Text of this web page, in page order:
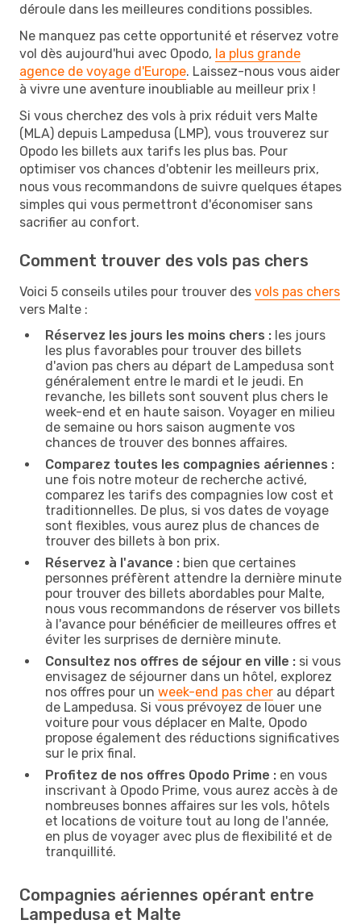
déroule dans les meilleures conditions possibles.
Ne manquez pas cette opportunité et réservez votre
vol dès aujourd'hui avec Opodo, la plus grande
agence de voyage d'Europe. Laissez-nous vous aider
à vivre une aventure inoubliable au meilleur prix !
Si vous cherchez des vols à prix réduit vers Malte
(MLA) depuis Lampedusa (LMP), vous trouverez sur
Opodo les billets aux tarifs les plus bas. Pour
optimiser vos chances d'obtenir les meilleurs prix,
nous vous recommandons de suivre quelques étapes
simples qui vous permettront d'économiser sans
sacrifier au confort.
Comment trouver des vols pas chers
Voici 5 conseils utiles pour trouver des vols pas chers
vers Malte :
Réservez les jours les moins chers : les jours
les plus favorables pour trouver des billets
d'avion pas chers au départ de Lampedusa sont
généralement entre le mardi et le jeudi. En
revanche, les billets sont souvent plus chers le
week-end et en haute saison. Voyager en milieu
de semaine ou hors saison augmente vos
chances de trouver des bonnes affaires.
Comparez toutes les compagnies aériennes :
une fois notre moteur de recherche activé,
comparez les tarifs des compagnies low cost et
traditionnelles. De plus, si vos dates de voyage
sont flexibles, vous aurez plus de chances de
trouver des billets à bon prix.
Réservez à l'avance : bien que certaines
personnes préfèrent attendre la dernière minute
pour trouver des billets abordables pour Malte,
nous vous recommandons de réserver vos billets
à l'avance pour bénéficier de meilleures offres et
éviter les surprises de dernière minute.
Consultez nos offres de séjour en ville : si vous
envisagez de séjourner dans un hôtel, explorez
nos offres pour un week-end pas cher au départ
de Lampedusa. Si vous prévoyez de louer une
voiture pour vous déplacer en Malte, Opodo
propose également des réductions significatives
sur le prix final.
Profitez de nos offres Opodo Prime : en vous
inscrivant à Opodo Prime, vous aurez accès à de
nombreuses bonnes affaires sur les vols, hôtels
et locations de voiture tout au long de l'année,
en plus de voyager avec plus de flexibilité et de
tranquillité.
Compagnies aériennes opérant entre
Lampedusa et Malte